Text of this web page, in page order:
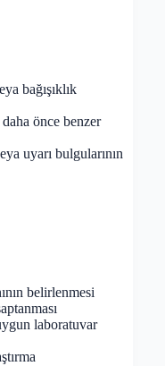
bağışıklık
önce benzer
uyarı bulgularının
belirlenmesi
laboratuvar